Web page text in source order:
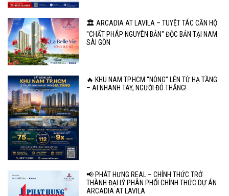
🏛️ ARCADIA AT LAVILA – TUYỆT TÁC CĂN HỘ
"CHẤT PHÁP NGUYÊN BẢN" ĐỘC BẢN TẠI NAM
SÀI GÒN
🔥 KHU NAM TP.HCM “NÓNG” LÊN TỪ HẠ TẦNG
– AI NHANH TAY, NGƯỜI ĐÓ THẮNG!
📢 PHÁT HƯNG REAL – CHÍNH THỨC TRỞ
THÀNH ĐẠI LÝ PHÂN PHỐI CHÍNH THỨC DỰ ÁN
ARCADIA AT LAVILA